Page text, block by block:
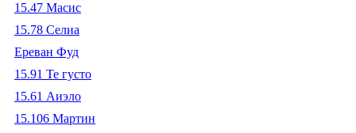
15.47 Масис
15.78 Селиа
Ереван Фуд
15.91 Те густо
15.61 Аиэло
15.106 Мартин